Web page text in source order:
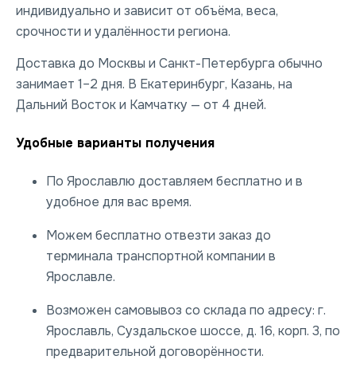
индивидуально и зависит от объёма, веса,
срочности и удалённости региона.
Доставка до Москвы и Санкт-Петербурга обычно
занимает 1–2 дня. В Екатеринбург, Казань, на
Дальний Восток и Камчатку — от 4 дней.
Удобные варианты получения
По Ярославлю доставляем бесплатно и в
удобное для вас время.
Можем бесплатно отвезти заказ до
терминала транспортной компании в
Ярославле.
Возможен самовывоз со склада по адресу: г.
Ярославль, Суздальское шоссе, д. 16, корп. 3, по
предварительной договорённости.